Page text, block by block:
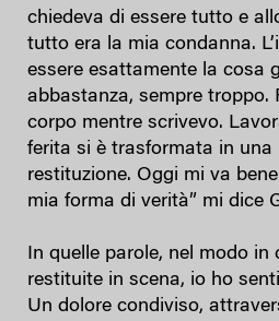
chiedeva di essere tutto e
tutto era la mia condanna.
essere esattamente la cosa
abbastanza, sempre troppo.
corpo mentre scrivevo.
ferita si è trasformata in una
restituzione. Oggi mi va
mia forma di verità” mi dice
In quelle parole, nel modo in
restituite in scena, io ho
Un dolore condiviso,